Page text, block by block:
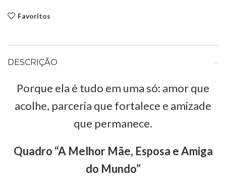
Favoritos
DESCRIÇÃO
Porque ela é tudo em uma só: amor que
acolhe, parceria que fortalece e amizade
que permanece.
Quadro “A Melhor Mãe, Esposa e Amiga
do Mundo”